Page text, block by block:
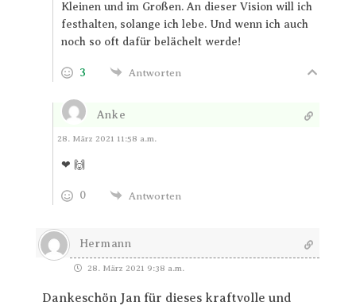
Kleinen und im Großen. An dieser Vision will ich
festhalten, solange ich lebe. Und wenn ich auch
noch so oft dafür belächelt werde!
3 Antworten
Anke
Antworten
28. März 2021 11:58 a.m.
❤ 🙌
0 Antworten
Hermann
28. März 2021 9:38 a.m.
Dankeschön Jan für dieses kraftvolle und